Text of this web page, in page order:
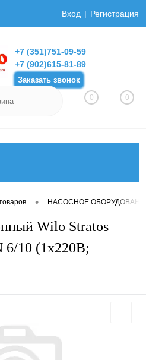
Вход Регистрация
+7 (351)751-09-59
+7 (902)615-81-89
Заказать звонок
0 0
• НАСОСНОЕ
Wilo Stratos
6/10 (1х220В;